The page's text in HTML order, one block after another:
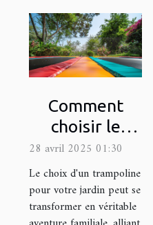
Comment
choisir le
trampoline
idéal pour
votre jardin
28 avril 2025 01:30
Le choix d'un trampoline
pour votre jardin peut se
transformer en véritable